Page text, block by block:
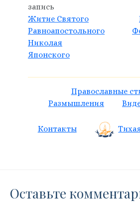
запись
Житие Святого
Равноапостольного
Николая
Японского
Православные
Размышления
Контакты
Оставьте